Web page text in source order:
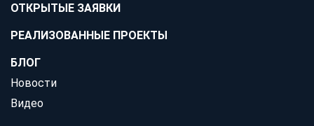
ОТКРЫТЫЕ ЗАЯВКИ
РЕАЛИЗОВАННЫЕ ПРОЕКТЫ
БЛОГ
Новости
Видео